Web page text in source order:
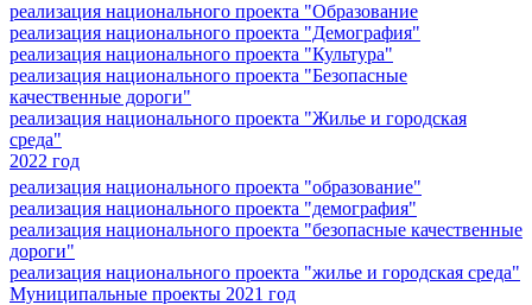
реализация национального проекта "Образование
реализация национального проекта "Демография"
реализация национального проекта "Культура"
реализация национального проекта "Безопасные
качественные дороги"
реализация национального проекта "Жилье и городская
среда"
2022 год
реализация национального проекта "образование"
реализация национального проекта "демография"
реализация национального проекта "безопасные качественные
дороги"
реализация национального проекта "жилье и городская среда"
Муниципальные проекты 2021 год